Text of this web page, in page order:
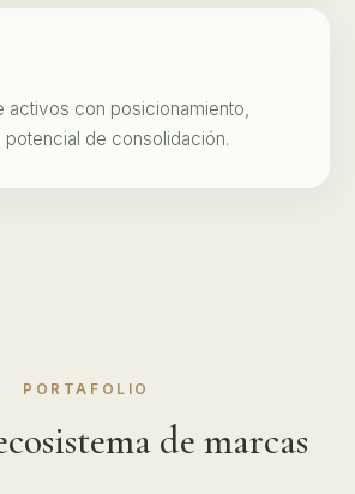
activos con posicionamiento,
de consolidación.
PORTAFOLIO
de marcas